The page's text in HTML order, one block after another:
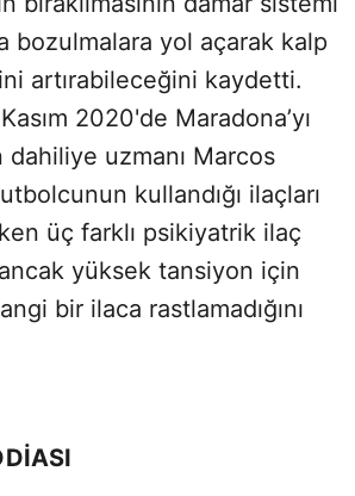
bozulmalara yol açarak kalp
artırabileceğini kaydetti.
2020'de Maradona’yı
uzmanı Marcos
kullandığı ilaçları
üç farklı psikiyatrik ilaç
yüksek tansiyon için
bir ilaca rastlamadığını